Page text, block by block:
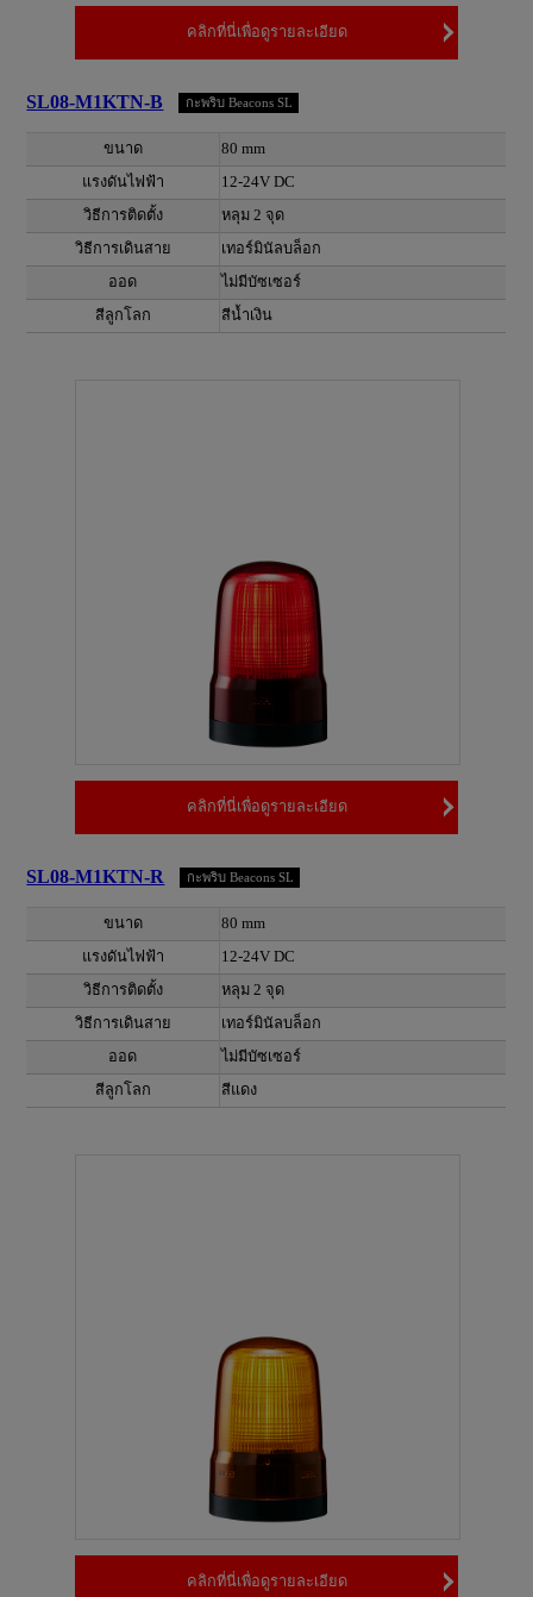
คลิกที่นี่เพื่อดูรายละเอียด
SL08-M1KTN-B กะพริบ Beacons SL
ขนาด
80 mm
แรงดันไฟฟ้า
12-24V DC
วิธีการติดตั้ง
หลุม 2 จุด
วิธีการเดินสาย
เทอร์มินัลบล็อก
ออด
ไม่มีบัซเซอร์
สีลูกโลก
สีน้ำเงิน
คลิกที่นี่เพื่อดูรายละเอียด
SL08-M1KTN-R กะพริบ Beacons SL
ขนาด
80 mm
แรงดันไฟฟ้า
12-24V DC
วิธีการติดตั้ง
หลุม 2 จุด
วิธีการเดินสาย
เทอร์มินัลบล็อก
ออด
ไม่มีบัซเซอร์
สีลูกโลก
สีแดง
คลิกที่นี่เพื่อดูรายละเอียด